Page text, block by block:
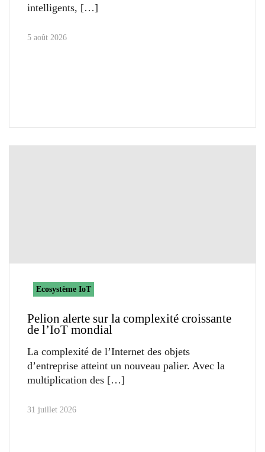
intelligents,
5 août 2026
Ecosystème IoT
Pelion alerte sur la complexité croissante
de l’IoT mondial
La complexité de l’Internet des objets
d’entreprise atteint un nouveau palier. Avec la
multiplication des
31 juillet 2026